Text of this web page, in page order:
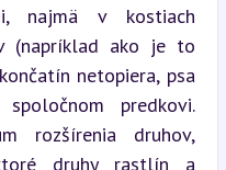
najmä v kostiach
(napríklad ako je to
netopiera, psa
predkovi.
rozšírenia druhov,
druhy rastlín a